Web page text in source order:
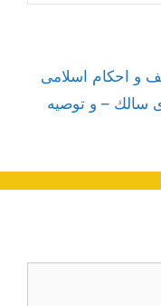
و احکام اسلامی
سالك – و توصیه